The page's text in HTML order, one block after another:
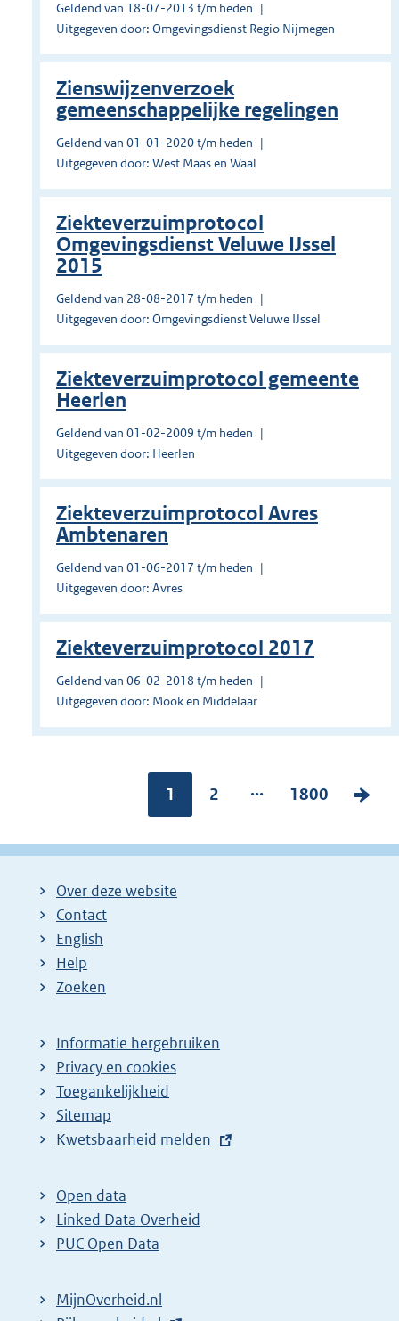
Geldend van 18-07-2013 t/m heden
Uitgegeven door: Omgevingsdienst Regio Nijmegen
Zienswijzenverzoek
gemeenschappelijke regelingen
Geldend van 01-01-2020 t/m heden
Uitgegeven door: West Maas en Waal
Ziekteverzuimprotocol
Omgevingsdienst Veluwe IJssel
2015
Geldend van 28-08-2017 t/m heden
Uitgegeven door: Omgevingsdienst Veluwe IJssel
Ziekteverzuimprotocol gemeente
Heerlen
Geldend van 01-02-2009 t/m heden
Uitgegeven door: Heerlen
Ziekteverzuimprotocol Avres
Ambtenaren
Geldend van 01-06-2017 t/m heden
Uitgegeven door: Avres
Ziekteverzuimprotocol 2017
Geldend van 06-02-2018 t/m heden
Uitgegeven door: Mook en Middelaar
Pagina:
1
P
g
2 ...
P
g
1800
V
l
Over deze website
Contact
English
Help
Zoeken
Informatie hergebruiken
Privacy en cookies
Toegankelijkheid
Sitemap
E
t
e
r
l
Kwetsbaarheid melden
Open data
Linked Data Overheid
PUC Open Data
MijnOverheid.nl